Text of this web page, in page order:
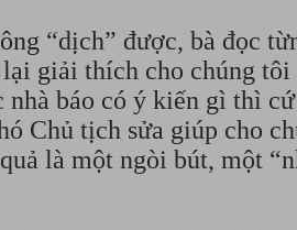
“dịch” được, bà đọc
giải thích cho chúng tôi
nhà báo có ý kiến gì thì
Chủ tịch sửa giúp cho
là một ngòi bút, một